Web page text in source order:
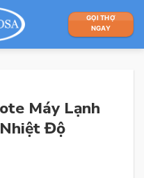
GỌI THỢ
NGAY
Máy Lạnh
Độ